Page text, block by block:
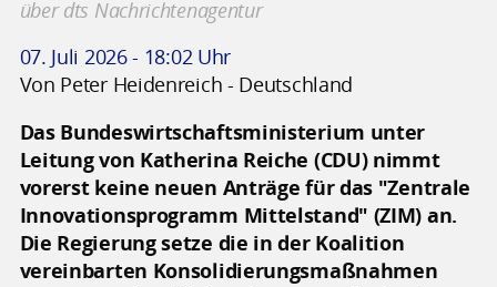
über dts Nachrichtenagentur
07. Juli 2026 - 18:02 Uhr
Von Peter Heidenreich - Deutschland
Das Bundeswirtschaftsministerium unter
Leitung von Katherina Reiche (CDU) nimmt
vorerst keine neuen Anträge für das "Zentrale
Innovationsprogramm Mittelstand" (ZIM) an.
Die Regierung setze die in der Koalition
vereinbarten Konsolidierungsmaßnahmen